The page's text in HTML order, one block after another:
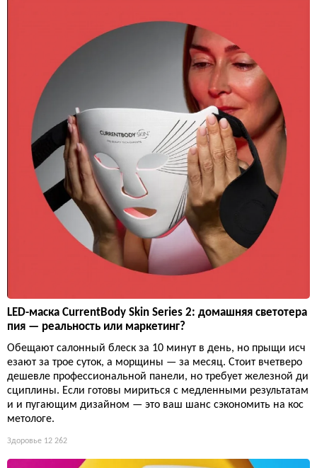
LED-маска CurrentBody Skin Series 2: домашняя светотера
пия — реальность или маркетинг?
Обещают салонный блеск за 10 минут в день, но прыщи исч
езают за трое суток, а морщины — за месяц. Стоит вчетверо
дешевле профессиональной панели, но требует железной ди
сциплины. Если готовы мириться с медленными результатам
и и пугающим дизайном — это ваш шанс сэкономить на кос
метологе.
Здоровье 12 262